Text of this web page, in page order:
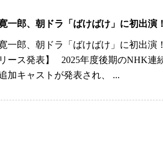
一郎、朝ドラ「ばけばけ」に初出演！
一郎、朝ドラ「ばけばけ」に初出演
ース発表】 2025年度後期のNHK連
加キャストが発表され、 ...